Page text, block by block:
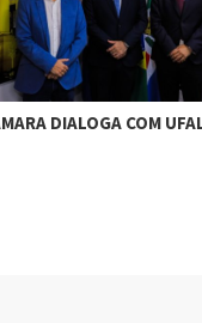
DIALOGA COM